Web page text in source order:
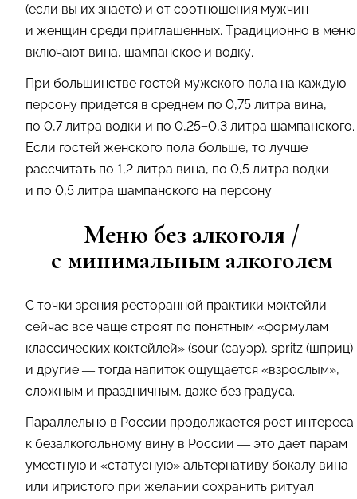
(если вы их знаете) и от соотношения мужчин
и женщин среди приглашенных. Традиционно в меню
включают вина, шампанское и водку.
При большинстве гостей мужского пола на каждую
персону придется в среднем по 0,75 литра вина,
по 0,7 литра водки и по 0,25−0,3 литра шампанского.
Если гостей женского пола больше, то лучше
рассчитать по 1,2 литра вина, по 0,5 литра водки
и по 0,5 литра шампанского на персону.
Меню без алкоголя /
с минимальным алкоголем
С точки зрения ресторанной практики моктейли
сейчас все чаще строят по понятным «формулам
классических коктейлей» (sour (сауэр), spritz (шприц)
и другие — тогда напиток ощущается «взрослым»,
сложным и праздничным, даже без градуса.
Параллельно в России продолжается рост интереса
к безалкогольному вину в России — это дает парам
уместную и «статусную» альтернативу бокалу вина
или игристого при желании сохранить ритуал